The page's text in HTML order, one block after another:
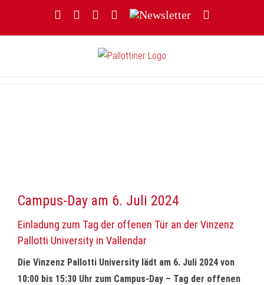
FacebookYouTubeInstagram
Threads
Newsletter
Campus-Day am 6. Juli 2024
Einladung zum Tag der offenen Tür an der Vinzenz
Pallotti University in Vallendar
Die Vinzenz Pallotti University lädt am 6. Juli 2024 von
10:00 bis 15:30 Uhr zum Campus-Day – Tag der offenen